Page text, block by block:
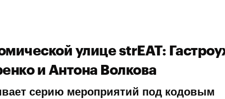
улице strEAT:
и Антона Волкова
серию мероприятий под кодовым